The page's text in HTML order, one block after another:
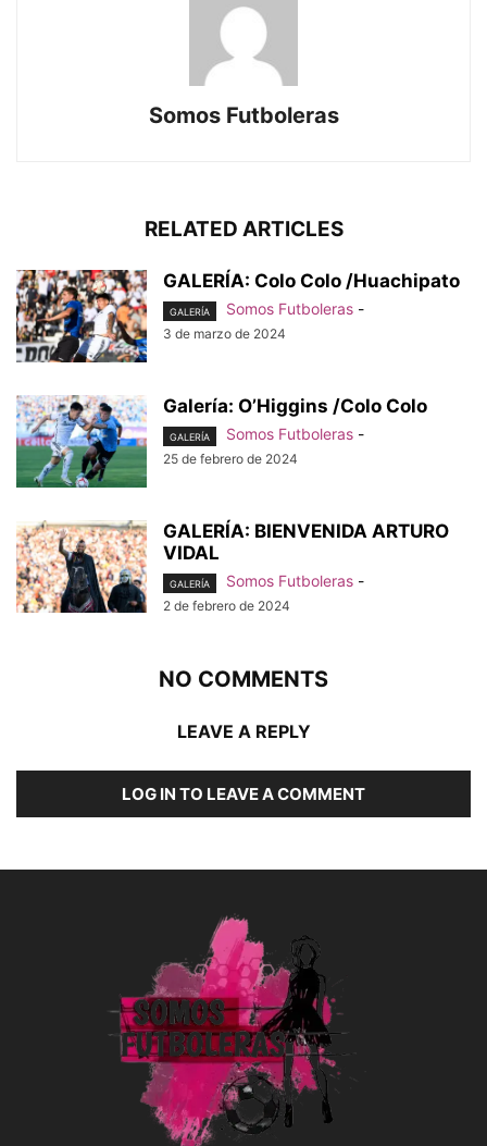
Somos Futboleras
RELATED ARTICLES
GALERÍA: Colo Colo /Huachipato
GALERÍA Somos Futboleras -
3 de marzo de 2024
Galería: O’Higgins /Colo Colo
GALERÍA Somos Futboleras -
25 de febrero de 2024
GALERÍA: BIENVENIDA ARTURO
VIDAL
GALERÍA Somos Futboleras -
2 de febrero de 2024
NO COMMENTS
LEAVE A REPLY
LOG IN TO LEAVE A COMMENT